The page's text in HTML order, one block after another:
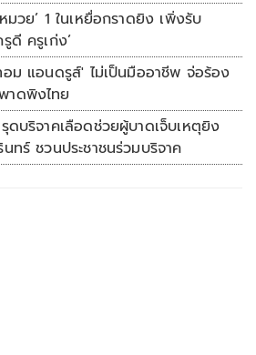
หมวย’ 1 ในเหยื่อกราดยิง เพิ่งรับ
ดี ครูเก่ง’
ม แอนดรูส์' ไม่เป็นมืออาชีพ จ่อร้อง
าดพิงไทย
ดบริจาคเลือดช่วยผู้บาดเจ็บเหตุยิง
นทร์ ชวนประชาชนร่วมบริจาค